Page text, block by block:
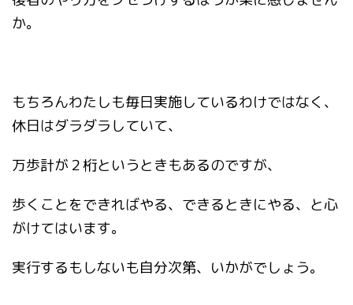
か。
もちろんわたしも毎日実施しているわけではなく、
休日はダラダラしていて、
万歩計が２桁というときもあるのですが、
歩くことをできればやる、できるときにやる、と心
がけてはいます。
実行するもしないも自分次第、いかがでしょう。